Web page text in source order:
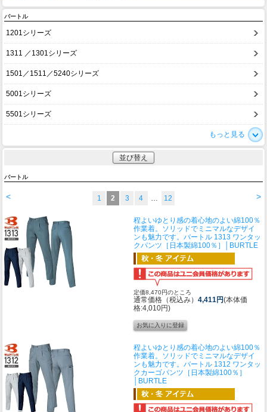
バートル
1201シリーズ
1311 ／1301シリーズ
1501／1511／5240シリーズ
5001シリーズ
5501シリーズ
もっと見る
並び替え
バートル
< >
1 2 3 4 … 12
程よいゆとり感の着心地のよい綿100％
作業着。ソリッドでミニマルなデザイ
ンも魅力です。 バートル 1313 ワンタッ
クパンツ［日本製綿100％］│BURTLE
定価8,470円のところ
通常価格（税込み） 4,411円(本体価
格:4,010円)
程よいゆとり感の着心地のよい綿100％
作業着。ソリッドでミニマルなデザイ
ンも魅力です。 バートル 1312 ワンタッ
クカーゴパンツ［日本製綿100％］
│BURTLE